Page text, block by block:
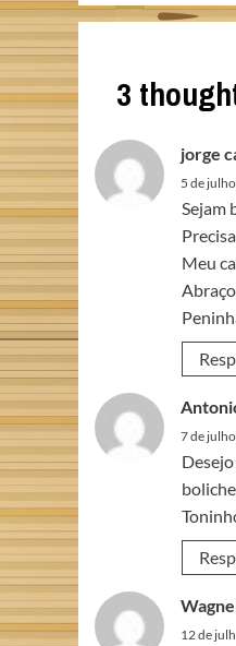
3
jorge
5 de
Sejam
Meu
7 de
12 de